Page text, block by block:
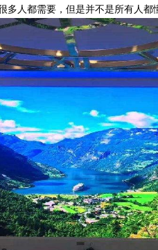
多人都需要，但是并不是所有人